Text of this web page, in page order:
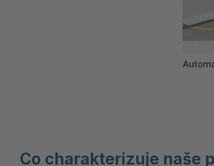
Co charakterizuje naše